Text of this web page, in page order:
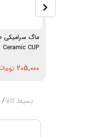
Ceramic CUP
205,000
بسیط کالا